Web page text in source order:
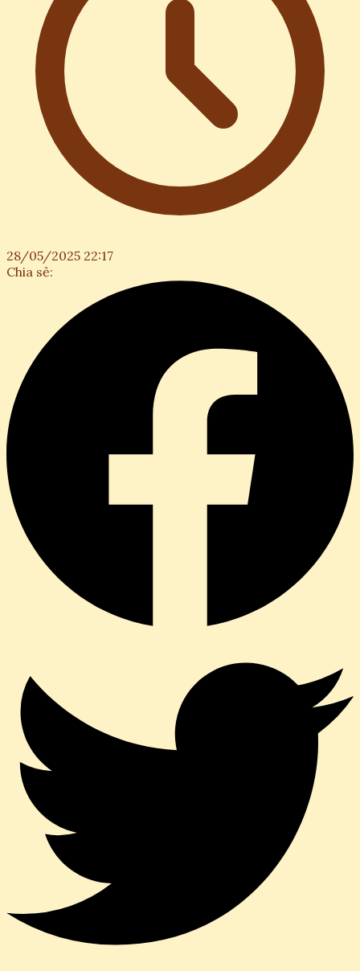
28/05/2025 22:17
Chia sẻ: